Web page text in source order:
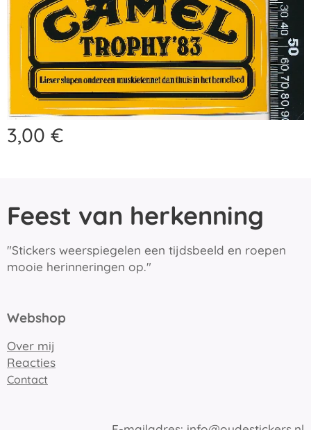
3,00 €
Feest van herkenning
"Stickers weerspiegelen een tijdsbeeld en roepen
mooie herinneringen op."
Webshop
Over mij
Reacties
Contact